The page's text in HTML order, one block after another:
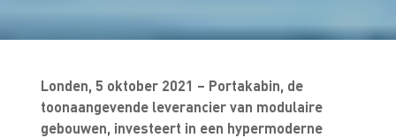
Londen, 5 oktober 2021 – Portakabin, de
toonaangevende leverancier van modulaire
gebouwen, investeert in een hypermoderne